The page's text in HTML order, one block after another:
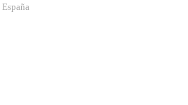
España